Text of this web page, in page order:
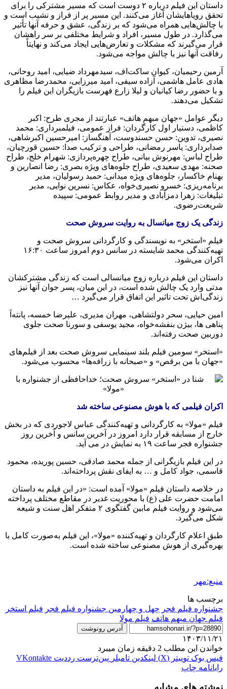
داستان این فیلم درباره ۲ دوست است که مسیر مشترکی را برای
تحقق رویاهایشان آغاز می‌کنند. این مسیر پر از فراز و نشیب است و
با چالش‌هایی همراه می‌شود که بر زندگی، عشق و حرفه آنها تأثیر
می‌گذارد. در طول مسیر، افراد و شرایط مختلفی بر سر راهشان
قرار می‌گیرند که مشکلات و تعارض‌هایی ایجاد می‌کند و نهایتاً
رفاقت آنها نیز با چالش مواجه می‌شود.
آرمین رحیمیان، کیوان ساکت‌اف، سیدمهرداد ضیایی، امید روحانی،
هادی عامل هاشمی، آزاده سیفی، امید میرزایی، محمدرضا مظاهری
و با حضور رضا کیانیان و لیلا زارع فهرست بازیگران این فیلم را
تشکیل می‌دهند.
دیگر عوامل «جهان مبهم هاتف» عبارتند از مجری طرح: اکبر
کاظمی، دستیار اول کارگردان: فراز عمومی، فیلمبرداری: محمد
نصیری، تدوین: حسن حسندوست، آهنگساز: امیرحسین اکبرشاهی،
صدابرداری: یاسر رمضانی، طراحی و ترکیب صدا: حسین قورچیان،
طراح لباس: مهرنوش بیانی، طراح چهره‌پردازی: شهرام خلج، طراح
صحنه: مهدی سعیدی، طراح جلوه‌های ویژه بصری: رضا انصارین و
بهنام خاکسار، جلوه‌های ویژه میدانی: حمید رسولیان، مدیر
برنامه‌ریزی: خسرو نصیری‌خواه، عکاس: نسرین نوایی، مدیر
تبلیغات: زهرا دمزآبادی و مدیر روابط عمومی: سپیده
شریعت‌رضوی.
زندگی یک زوج میانسال به روایت سروش صحت
فیلم «استخر» به نویسندگی و کارگردانی سروش صحت و
تهیه‌کنندگی محمد شایسته در سانس دوم امروز ساعت ۱۶:۳۰
اکران می‌شود.
داستان این فیلم درباره زوج میانسالی است که زندگی‌ مشترکشان
مدتی وارد یک چالش شده است، در این میان، پسر جوان آنها نیز
زندگی‌اش تحت تاثیر این اتفاق قرار می‌گیرد …
امین حیایی، سحر دولتشاهی، مهران مدیری، علیرضا خمسه، پانته‌آ
پناهی ها، بیژن بنفشه‌خواه، مجید یوسفی و سورنا صحت جلوی
دوربین صحت رفته‌اند.
«استخر» سومین فیلم بلند سینمایی سروش صحت بعد از فیلم‌های
«جهان با من برقص» و «صبحانه با زرافه‌ها» محسوب می‌شود.
اکران فیلمی که با هوش مصنوعی ساخته شد
فیلم «مولا» به کارگردانی و تهیه‌کنندگی عباس لاجوردی که در بخش
خارج از مسابقه قرار دارد امروز در آخرین سانس و آخرین روز
جشنواره فجر ساعت ۱۹ به نمایش در می آید.
در این فیلم بازیگرانی از جمله محمد صادقی، حسین پوریده، محمود
قاسمی، جواد کامل و … به ایفای نقش پرداخته‌اند.
در خلاصه داستان فیلم «مولا» آمده است: «در این فیلم به داستان
امامت حضرت علی (ع) با محوریت غدیر در مقاطع مختلف پرداخته
می‌شود و روایت فیلم مابین گفتگوی ۲ متفکر اهل سنت و شیعه
شکل می‌گیرد.
طبق اعلام کارگردان و تهیه‌کننده «مولا»، این فیلم به‌صورت کامل با
بهره‌گیری از هوش مصنوعی ساخته شده است.
منبع:مهر
برچسب ها
جشنواره فیلم فجر چهل و چهارمین جشنواره فیلم فجر فیلم استخر
فیلم جهان مبهم هاتف فیلم مولا
آدرس رونوشت
۱۴۰۳/۱۱/۲۱
خواندن این مطلب 2 دقیقه زمان میبرد
فیس بوک توییتر (X) لینکدین ‫تامبلر ‫پین‌ترست ‫رددیت ‫VKontakte
رایانامه چاپ